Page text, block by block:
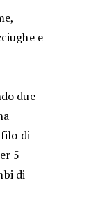
e
due
di
5
di